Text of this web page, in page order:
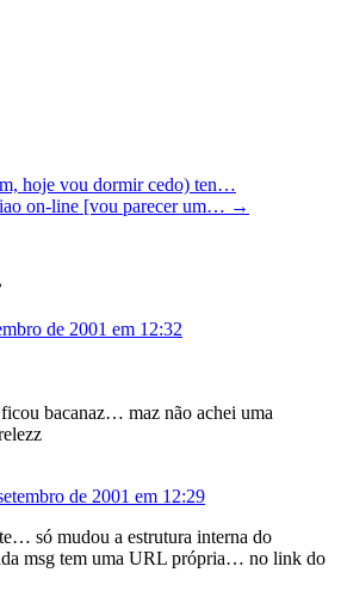
hoje vou dormir cedo) ten…
on-line [vou parecer um… →
de 2001 em 12:32
bacanaz… maz não achei uma
de 2001 em 12:29
só mudou a estrutura interna do
msg tem uma URL própria… no link do